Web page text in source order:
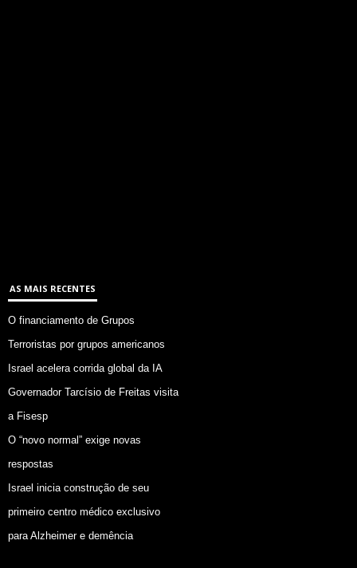
AS MAIS RECENTES
O financiamento de Grupos
Terroristas por grupos americanos
Israel acelera corrida global da IA
Governador Tarcísio de Freitas visita
a Fisesp
O “novo normal” exige novas
respostas
Israel inicia construção de seu
primeiro centro médico exclusivo
para Alzheimer e demência